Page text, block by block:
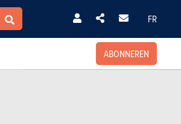
FR
ABONNEREN